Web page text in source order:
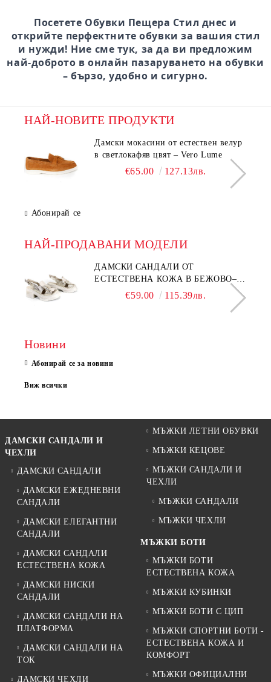
Посетете Обувки Пещера Стил днес и
открийте перфектните обувки за вашия стил
и нужди! Ние сме тук, за да ви предложим
най-доброто в онлайн пазаруването на обувки
– бързо, удобно и сигурно.
НАЙ-НОВИТЕ ПРОДУКТИ
Дамски мокасини от естествен велур
в светлокафяв цвят – Vero Lume
€65.00 127.13лв.
Абонирай се
НАЙ-ПРОДАВАНИ МОДЕЛИ
ДАМСКИ САНДАЛИ ОТ
ЕСТЕСТВЕНА КОЖА В БЕЖОВО–
МОДЕЛ NOVA.
€59.00 115.39лв.
Новини
Абонирай се за новини
Виж всички
ДАМСКИ САНДАЛИ И
ЧЕХЛИ
ДАМСКИ САНДАЛИ
ДАМСКИ ЕЖЕДНЕВНИ
САНДАЛИ
ДАМСКИ ЕЛЕГАНТНИ
САНДАЛИ
ДАМСКИ САНДАЛИ
ЕСТЕСТВЕНА КОЖА
ДАМСКИ НИСКИ
САНДАЛИ
ДАМСКИ САНДАЛИ НА
ПЛАТФОРМА
ДАМСКИ САНДАЛИ НА
ТОК
ДАМСКИ ЧЕХЛИ
МЪЖКИ ЛЕТНИ ОБУВКИ
МЪЖКИ КЕЦОВЕ
МЪЖКИ САНДАЛИ И
ЧЕХЛИ
МЪЖКИ САНДАЛИ
МЪЖКИ ЧЕХЛИ
МЪЖКИ БОТИ
МЪЖКИ БОТИ
ЕСТЕСТВЕНА КОЖА
МЪЖКИ КУБИНКИ
МЪЖКИ БОТИ С ЦИП
МЪЖКИ СПОРТНИ БОТИ -
ЕСТЕСТВЕНА КОЖА И
КОМФОРТ
МЪЖКИ ОФИЦИАЛНИ